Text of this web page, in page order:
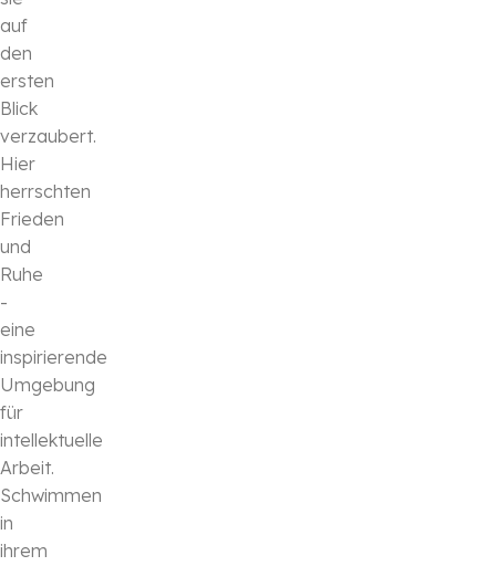
auf
den
ersten
Blick
verzaubert.
Hier
herrschten
Frieden
und
Ruhe
-
eine
inspirierende
Umgebung
für
intellektuelle
Arbeit.
Schwimmen
in
ihrem